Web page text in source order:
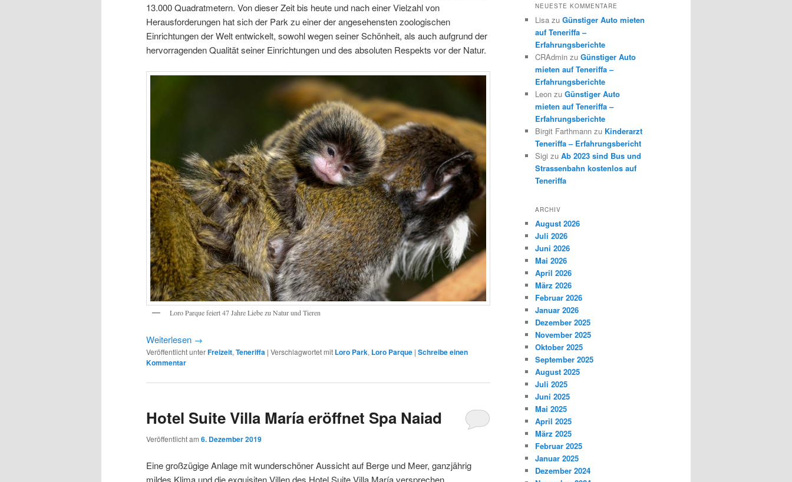
13.000 Quadratmetern. Von dieser Zeit bis heute und nach einer Vielzahl von
Herausforderungen hat sich der Park zu einer der angesehensten zoologischen
Einrichtungen der Welt entwickelt, sowohl wegen seiner Schönheit, als auch aufgrund der
hervorragenden Qualität seiner Einrichtungen und des absoluten Respekts vor der Natur.
Loro Parque feiert 47 Jahre Liebe zu Natur und Tieren
Weiterlesen →
Veröffentlicht unterFreizeit, Teneriffa | Verschlagwortet mit Loro Park, Loro Parque | Schreibe einen
Kommentar
Hotel Suite Villa María eröffnet Spa Naiad
Veröffentlicht am 6. Dezember 2019
Eine großzügige Anlage mit wunderschöner Aussicht auf Berge und Meer, ganzjährig
mildes Klima und die exquisiten Villen des Hotel Suite Villa María versprechen
NEUESTE KOMMENTARE
Lisa zu Günstiger Auto mieten
auf Teneriffa –
Erfahrungsberichte
CRAdmin zu Günstiger Auto
mieten auf Teneriffa –
Erfahrungsberichte
Leon zu Günstiger Auto
mieten auf Teneriffa –
Erfahrungsberichte
Birgit Farthmann zu Kinderarzt
Teneriffa – Erfahrungsbericht
Sigi zu Ab 2023 sind Bus und
Strassenbahn kostenlos auf
Teneriffa
ARCHIV
August 2026
Juli 2026
Juni 2026
Mai 2026
April 2026
März 2026
Februar 2026
Januar 2026
Dezember 2025
November 2025
Oktober 2025
September 2025
August 2025
Juli 2025
Juni 2025
Mai 2025
April 2025
März 2025
Februar 2025
Januar 2025
Dezember 2024